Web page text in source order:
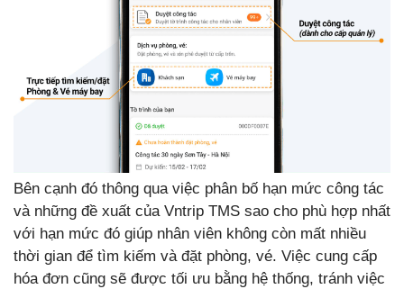
Bên cạnh đó thông qua việc phân bố hạn mức công tác
và những đề xuất của Vntrip TMS sao cho phù hợp nhất
với hạn mức đó giúp nhân viên không còn mất nhiều
thời gian để tìm kiếm và đặt phòng, vé. Việc cung cấp
hóa đơn cũng sẽ được tối ưu bằng hệ thống, tránh việc